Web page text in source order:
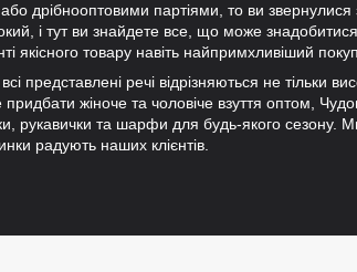
дрібнооптовими партіями, то ви
і тут ви знайдете все, що може
якісного товару навіть найпримхливіший
всі представлені речі відрізняються не
жіноче та чоловіче взуття оптом,
рукавички та шарфи для будь-якого сезону.
радують наших клієнтів.